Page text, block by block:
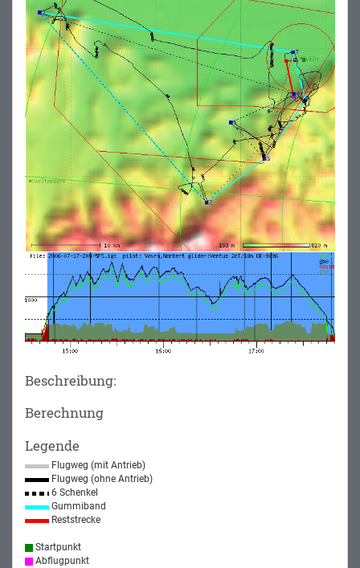
Beschreibung:
Berechnung
Legende
Flugweg (mit Antrieb)
Flugweg (ohne Antrieb)
6 Schenkel
Gummiband
Reststrecke
Startpunkt
Abflugpunkt